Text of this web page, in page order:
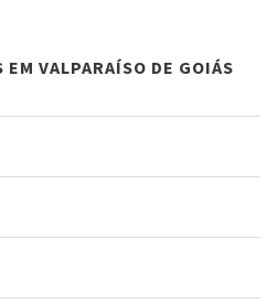
VALPARAÍSO DE GOIÁS